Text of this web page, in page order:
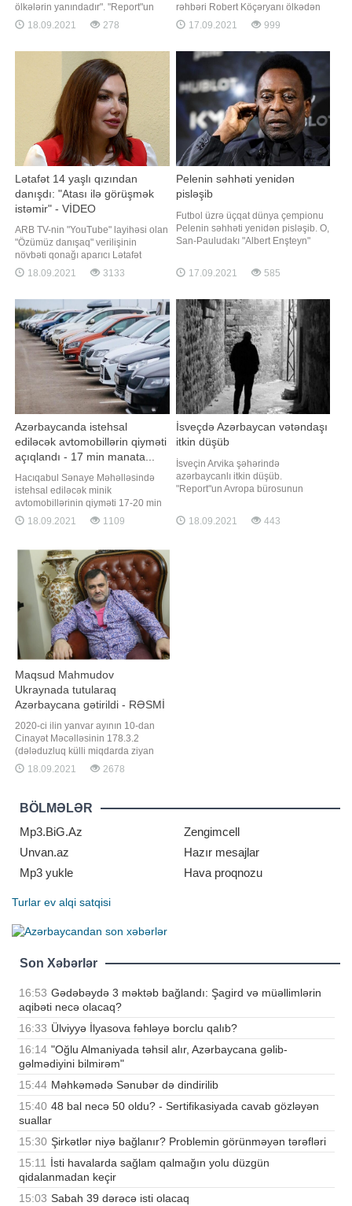
ölkələrin yanındadır". "Report"un
xəbərinə görə, bunu Türkiyənin milli
müdafiə naziri Hulusi Akar deyib.
Azərbaycan və Liviyada hərbi təlim,
yardım və məsləhətçilik fəaliyyətlər
18.09.2021 278
rəhbəri Robert Köçəryanı ölkədən
çıxmasını qadağan edib. APA-nın
məlumatına görə, bu barədə
xidməti məlumat yayıb. Bildirilib ki,
təxminən bir həftə əvvəl Rusiyanın
hakim "Vahid Rusiya"
17.09.2021 999
Lətafət 14 yaşlı qızından
danışdı: "Atası ilə görüşmək
istəmir" - VİDEO
ARB TV-nin "YouTube" layihəsi olan
"Özümüz danışaq" verilişinin
növbəti qonağı aparıcı Lətafət
Ələkbərova olub. Tanınmış aparıcı
tək övlad böyütməyin çətin
başa düşür. Çox yaxşı dost
olmuşuq. Musiqini çox sevir. Vokal
dərsi alır. Qızımın 1
18.09.2021 3133
Pelenin səhhəti yenidən
pisləşib
Futbol üzrə üçqat dünya çempionu
Pelenin səhhəti yenidən pisləşib. O,
San-Pauludakı "Albert Enşteyn"
terapiya şöbəsinə köçürülüb.
Braziliyalı futbol əfsanəsinin qırtlaq
Ağırlaşmanın müvəqqəti olduğu,
xüsusi müalicə və qulluq sayəsind
17.09.2021 585
Azərbaycanda istehsal
ediləcək avtomobillərin qiyməti
açıqlandı - 17 min manata...
Hacıqabul Sənaye Məhəlləsində
istehsal ediləcək minik
avtomobillərinin qiyməti 17-20 min
manat təşkil edəcək. Bu barədə
"Azərbaycan Avtomobil İstehsalçıları
rəhbəri Emin Axundov deyib. "Minik
avtomobillərinin növbəti aydan
satışa çıxarılması planlaşdırılır
18.09.2021 1109
İsveçdə Azərbaycan vətəndaşı
itkin düşüb
İsveçin Arvika şəhərində
azərbaycanlı itkin düşüb.
"Report"un Avropa bürosunun
vətəndaşı, 39 yaşlı İltimas
Mirzəyevdən sentyabrın 15-dən
18.09.2021 443
Maqsud Mahmudov
Ukraynada tutularaq
Azərbaycana gətirildi - RƏSMİ
2020-ci ilin yanvar ayının 10-dan
Cinayət Məcəlləsinin 178.3.2
(dələduzluq külli miqdarda ziyan
vurmaqla törədildikdə) maddəsi ilə
Daxili İşlər Nazirliyi tərəfindən
Mahmudov Maqsud Soltan oğlu bu
il iyul ayında Ukrayna Respublikası
ərazisində tutulub. Bu barədə Baş
Prokurorlu
18.09.2021 2678
BÖLMƏLƏR
Mp3.BiG.Az
Zengimcell
Unvan.az
Hazır mesajlar
Mp3 yukle
Hava proqnozu
Turlar ev alqi satqisi
Son Xəbərlər
16:53 Gədəbəydə 3 məktəb bağlandı: Şagird və müəllimlərin
aqibəti necə olacaq?
16:33 Ülviyyə İlyasova fəhləyə borclu qalıb?
16:14 "Oğlu Almaniyada təhsil alır, Azərbaycana gəlib-
gəlmədiyini bilmirəm"
15:44 Məhkəmədə Sənubər də dindirilib
15:40 48 bal necə 50 oldu? - Sertifikasiyada cavab gözləyən
suallar
15:30 Şirkətlər niyə bağlanır? Problemin görünməyən tərəfləri
15:11 İsti havalarda sağlam qalmağın yolu düzgün
qidalanmadan keçir
15:03 Sabah 39 dərəcə isti olacaq